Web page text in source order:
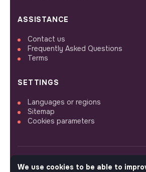
ASSISTANCE
Contact us
Frequently Asked Questions
Terms
SETTINGS
Languages or regions
Sitemap
Cookies parameters
We use cookies to be able to